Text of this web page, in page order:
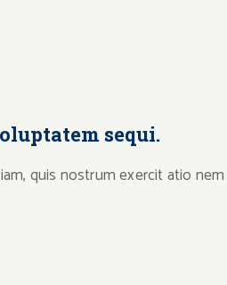
sequi.
quis nostrum exercit atio